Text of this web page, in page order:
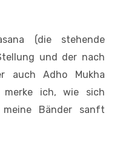
(die stehende
und der nach
auch Adho Mukha
merke ich, wie sich
Bänder sanft